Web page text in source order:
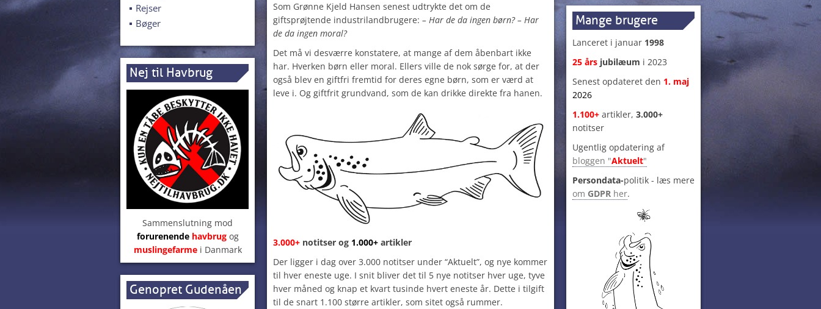
Rejser
Bøger
Nej til Havbrug
Sammenslutning mod
forurenendehavbrugog
muslingefarmei Danmark
Genopret Gudenåen
Som Grønne Kjeld Hansen senest udtrykte det om de
giftsprøjtende industrilandbrugere: – Har de da ingen børn? – Har
de da ingen moral?
Det må vi desværre konstatere, at mange af dem åbenbart ikke
har. Hverken børn eller moral. Ellers ville de nok sørge for, at der
også blev en giftfri fremtid for deres egne børn, som er værd at
leve i. Og giftfrit grundvand, som de kan drikke direkte fra hanen.
3.000+ notitser og 1.000+ artikler
Der ligger i dag over 3.000 notitser under “Aktuelt”, og nye kommer
til hver eneste uge. I snit bliver det til 5 nye notitser hver uge, tyve
hver måned og knap et kvart tusinde hvert eneste år. Dette i tilgift
til de snart 1.100 større artikler, som sitet også rummer.
Mange brugere
Lanceret i januar 1998
25 års jubilæum i 2023
Senest opdateret den 1. maj
2026
1.100+ artikler, 3.000+
notitser
Ugentlig opdatering af
bloggen "Aktuelt"
Persondata-politik - læs mere
om GDPR her.